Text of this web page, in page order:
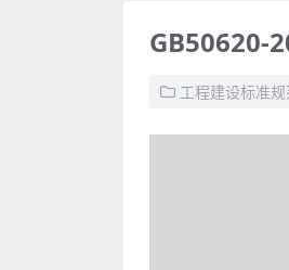
GB50620-
工程建设标准